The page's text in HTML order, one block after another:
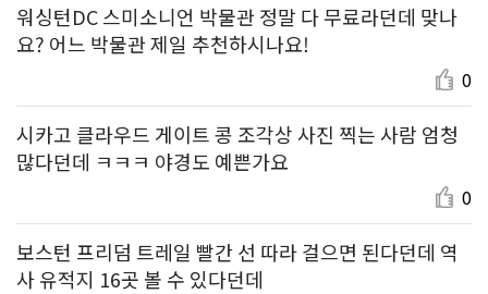
워싱턴DC 스미소니언 박물관 정말 다 무료라던데 맞나
요? 어느 박물관 제일 추천하시나요!
0
시카고 클라우드 게이트 콩 조각상 사진 찍는 사람 엄청
많다던데 ㅋㅋㅋ 야경도 예쁜가요
0
보스턴 프리덤 트레일 빨간 선 따라 걸으면 된다던데 역
사 유적지 16곳 볼 수 있다던데